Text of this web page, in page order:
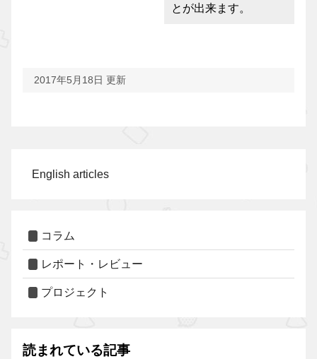
とが出来ます。
2017年5月18日 更新
English articles
コラム
レポート・レビュー
プロジェクト
読まれている記事